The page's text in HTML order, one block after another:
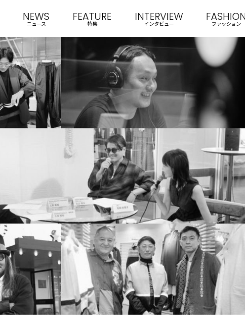
NEWS
ニュース
FEATURE
特集
INTERVIEW
インタビュー ファッション